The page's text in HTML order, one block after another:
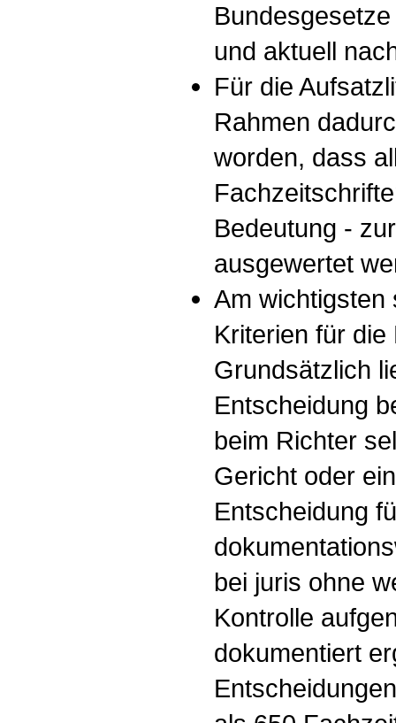
und aktuell
Für die
Rahmen
worden, dass
Bedeutung -
ausgewertet
Am wichtigsten
Kriterien für
Grundsätzlich
Entscheidung
beim Richter
Gericht oder
Entscheidung
bei juris ohne
Kontrolle
dokumentiert